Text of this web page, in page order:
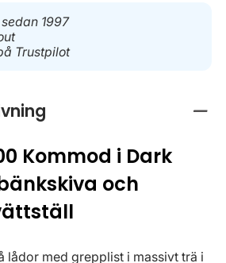
1997
Trustpilot
Kommod i Dark
och
lådor med grepplist i massivt trä i